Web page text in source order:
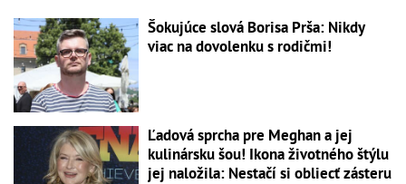
Šokujúce slová Borisa Prša: Nikdy
viac na dovolenku s rodičmi!
Ľadová sprcha pre Meghan a jej
kulinársku šou! Ikona životného štýlu
jej naložila: Nestačí si obliecť zásteru